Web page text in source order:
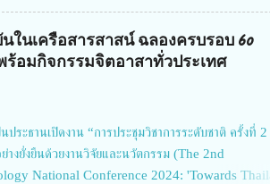
นวยการวิทยาลัยเกษตรและเทคโนโลยีพิจิตร 6.นายชั
ง รองผู้อำนวยการวิทยาลัยเทคนิคตาก และ 8.นายณั
วิทยาลัยเทคนิคนครสวรรค์เป็นสถานศึกษาขนาดใหญ่
ต้องการควา...
นเครือสารสาสน์ ฉลองครบรอบ 60
อมกิจกรรมจิตอาสาทั่วประเทศ
ะธานเปิดงาน “การประชุมวิชาการระดับชาติ ครั้งที่ 2
งยั่งยืนด้วยงานวิจัยและนวัตกรรม (The 2nd
National Conference 2024: 'Towards